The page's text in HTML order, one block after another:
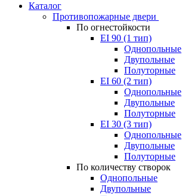
Каталог
Противопожарные двери
По огнестойкости
EI 90 (1 тип)
Однопольные
Двупольные
Полуторные
EI 60 (2 тип)
Однопольные
Двупольные
Полуторные
EI 30 (3 тип)
Однопольные
Двупольные
Полуторные
По количеству створок
Однопольные
Двупольные